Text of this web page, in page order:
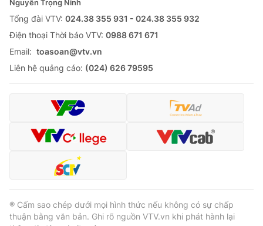
Tư vấn
Chuyên mục khác
Emagazine Podcast
Video Shorts video
VTV Money
VTV Sức khoẻ Bất động sản
Nguyễn Trọng Ninh
Tổng đài VTV: 024.38 355 931 - 024.38 355 932
Ðiện thoại Thời báo VTV: 0988 671 671
Email: toasoan@vtv.vn
Liên hệ quảng cáo: (024) 626 79595
® Cấm sao chép dưới mọi hình thức nếu không có sự chấp
thuận bằng văn bản. Ghi rõ nguồn VTV.vn khi phát hành lại